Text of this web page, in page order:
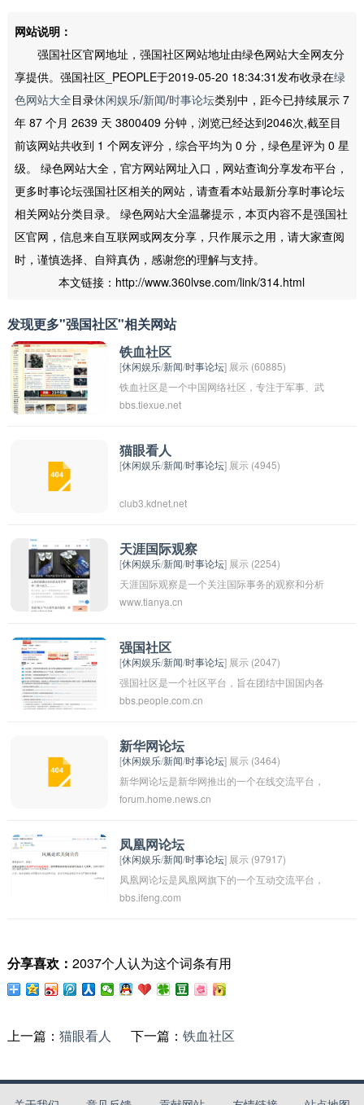
网站说明：
强国社区官网地址，强国社区网站地址由绿色网站大全网友分
享提供。强国社区_PEOPLE于2019-05-20 18:34:31发布收录在绿
色网站大全目录休闲娱乐/新闻/时事论坛类别中，距今已持续展示 7
年 87 个月 2639 天 3800409 分钟，浏览已经达到2046次,截至目
前该网站共收到 1 个网友评分，综合平均为 0 分，绿色星评为 0 星
级。 绿色网站大全，官方网站网址入口，网站查询分享发布平台，
更多时事论坛强国社区相关的网站，请查看本站最新分享时事论坛
相关网站分类目录。 绿色网站大全温馨提示，本页内容不是强国社
区官网，信息来自互联网或网友分享，只作展示之用，请大家查阅
时，谨慎选择、自辩真伪，感谢您的理解与支持。
本文链接：http://www.360lvse.com/link/314.html
发现更多"强国社区"相关网站
铁血社区
[休闲娱乐/新闻/时事论坛] 展示 (60885)
铁血社区是一个中国网络社区，专注于军事、武
器装备、国防等领域的讨论和交流。该社区汇集
国防安全、军事技术以及国际军事动态等话题。
铁血社区也提供各种军事新闻、情报和分析报
事技术发展的最新动态，也可以交流意见、分享
bbs.tiexue.net
猫眼看人
[休闲娱乐/新闻/时事论坛] 展示 (4945)
club3.kdnet.net
天涯国际观察
[休闲娱乐/新闻/时事论坛] 展示 (2254)
天涯国际观察是一个关注国际事务的观察和分析
平台，旨在深入和客观地报道世界各地的重要事
等方面的报道和评论，为读者提供多元化的视角
和理解，帮助他们更好地了解全球事务并做出明
智的判断和决策。
www.tianya.cn
强国社区
[休闲娱乐/新闻/时事论坛] 展示 (2047)
强国社区是一个社区平台，旨在团结中国国内各
界人士，共同致力于国家的繁荣和发展。该社区
一个平台，可以就国家政策、经济发展、社会问
题等议题展开深入讨论，并分享自己的观点和建
议。通过强国社区，会员们可以增进相互了解，
共同促进国家的发展进步。
bbs.people.com.cn
新华网论坛
[休闲娱乐/新闻/时事论坛] 展示 (3464)
新华网论坛是新华网推出的一个在线交流平台，
旨在为网民提供一个讨论社会热点话题、交流观
点，与他人进行讨论和交流。新华网论坛也定期
举办各种主题讨论活动，引导网友们关注社会热
点问题，促进民众思想与情感的沟通。通过新华
网论坛，网友们可以更好地了解社会动态，共同
forum.home.news.cn
凤凰网论坛
[休闲娱乐/新闻/时事论坛] 展示 (97917)
凤凰网论坛是凤凰网旗下的一个互动交流平台，
提供了各种话题讨论、社区互动、资讯分享等功
个领域的话题，包括时事热点、娱乐八卦、财经
观点等，吸引了大量网友的关注和参与。通过凤
合的朋友，扩大社交圈子。
bbs.ifeng.com
分享喜欢： 2037个人认为这个词条有用
上一篇： 猫眼看人 下一篇： 铁血社区